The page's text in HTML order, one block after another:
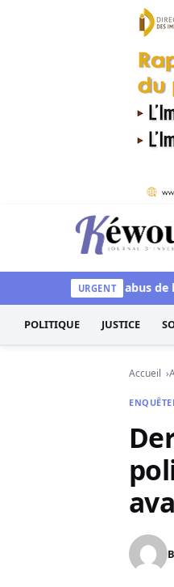
Aller au contenu
Kéwoulo, le
URGENT
pour abus de biens
POLITIQUE JUSTICE
Accueil
ENQUÊTE